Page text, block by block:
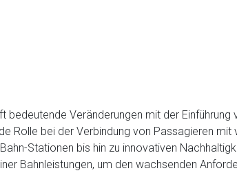
Veränderungen mit der Einführung
Rolle bei der Verbindung von Passagieren
Stationen bis hin zu innovativen
Bahnleistungen, um den wachsenden